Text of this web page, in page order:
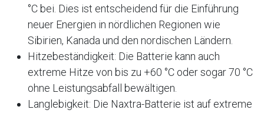
°C bei. Dies ist entscheidend für die Einführung
neuer Energien in nördlichen Regionen wie
Sibirien, Kanada und den nordischen Ländern.
Hitzebeständigkeit: Die Batterie kann auch
extreme Hitze von bis zu +60 °C oder sogar 70 °C
ohne Leistungsabfall bewältigen.
Langlebigkeit: Die Naxtra-Batterie ist auf extreme